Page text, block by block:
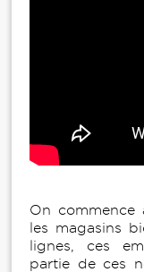
On
les magasins
lignes, ces
partie de ces